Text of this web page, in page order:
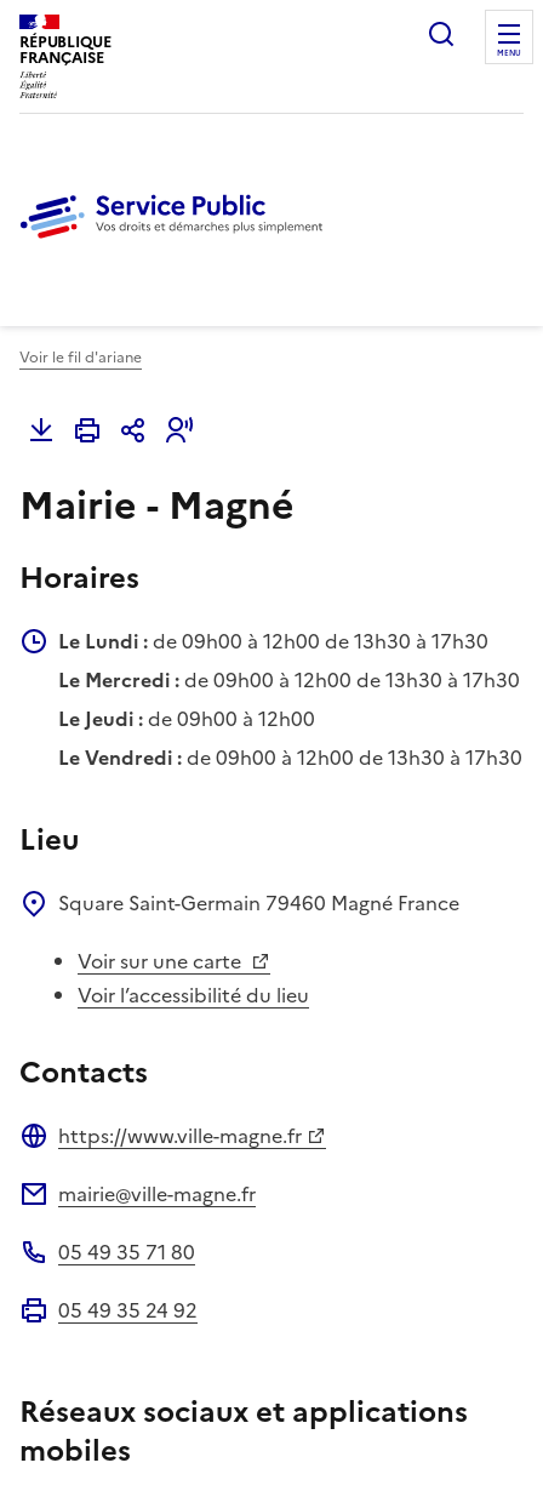
RÉPUBLIQUE
FRANÇAISE
Ouvrir
MENU
Voir le fil d'ariane
Mairie - Magné
Horaires
Le Lundi :de 09h00 à 12h00 de 13h30 à 17h30
Le Mercredi :de 09h00 à 12h00 de 13h30 à 17h30
Le Jeudi :de 09h00 à 12h00
Le Vendredi :de 09h00 à 12h00 de 13h30 à 17h30
Lieu
Square Saint-Germain 79460 Magné France
Voir sur une carte
Voir l’accessibilité du lieu
Contacts
https://www.ville-magne.fr
mairie@ville-magne.fr
05 49 35 71 80
05 49 35 24 92
Réseaux sociaux et applications
mobiles